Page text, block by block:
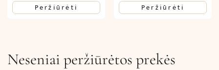
Peržiūrėti Peržiūrėti
Neseniai peržiūrėtos prekės